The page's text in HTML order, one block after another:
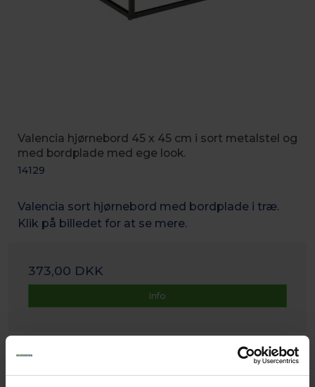
Valencia hjørnebord 45 x 45 cm i sort metalstel og
med bordplade med ege look.
14129
Valencia sort hjørnebord med bordplade i træ.
Klik på billedet for at se mere.
373,00 DKK
Info